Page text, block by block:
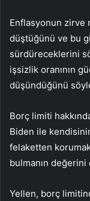
Enflasyonun zirve
düştüğünü ve bu
sürdüreceklerini
işsizlik oranının
düşündüğünü
Borç limiti
Biden ile
felaketten
bulmanın değerini
Yellen, borç